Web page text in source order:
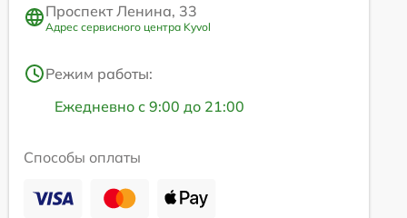
Проспект Ленина, 33
Адрес сервисного центра Kyvol
Режим работы:
Ежедневно с 9:00 до 21:00
Способы оплаты